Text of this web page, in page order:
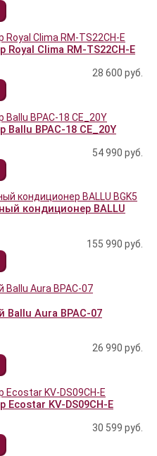
Clima RM-TS22CH-E
28 600 руб.
BPAC-18 CE_20Y
54 990 руб.
кондиционер BALLU
155 990 руб.
Aura BPAC-07
26 990 руб.
KV-DS09CH-E
30 599 руб.